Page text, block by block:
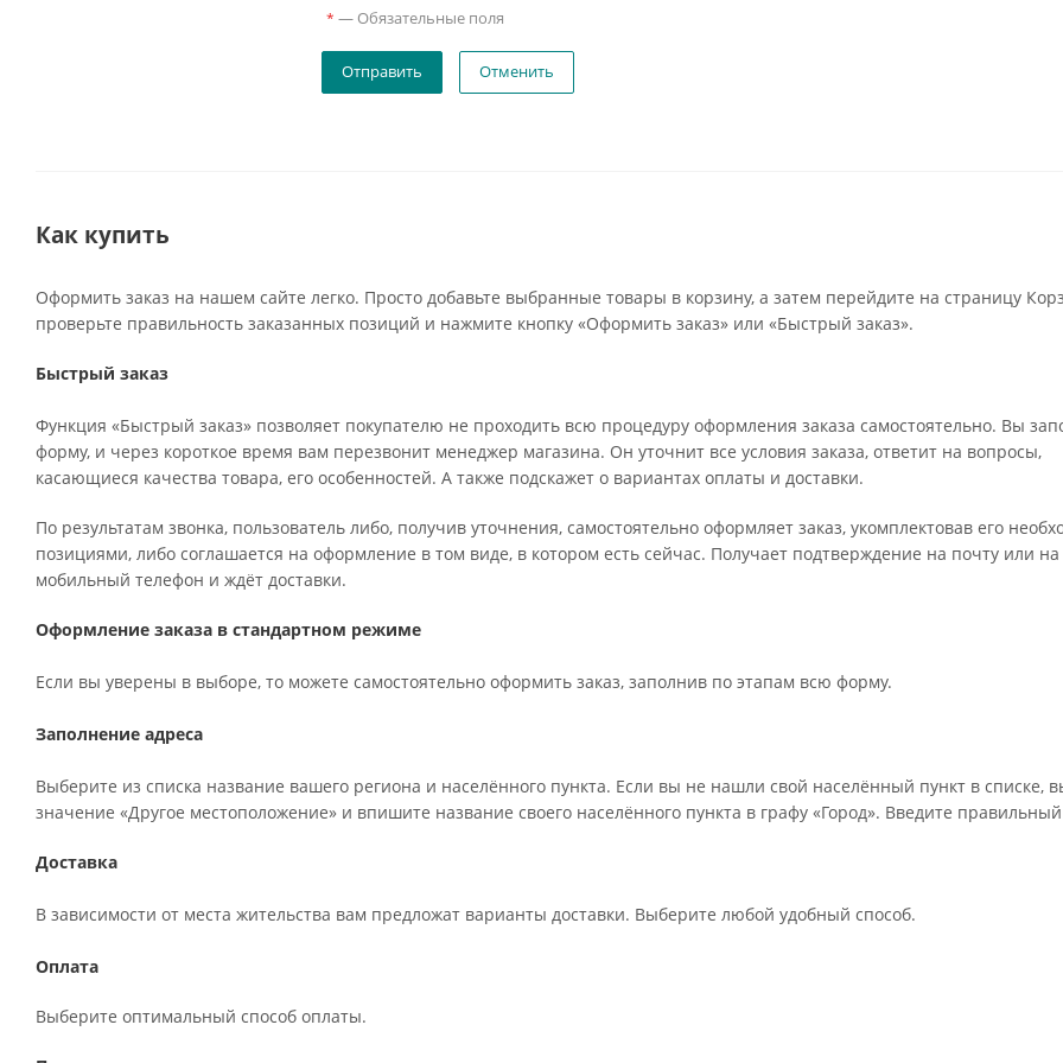
* — Обязательные поля
Отменить
Как купить
Оформить заказ на нашем сайте легко. Просто добавьте выбранные товары в корзину, а затем перейдите на страницу
проверьте правильность заказанных позиций и нажмите кнопку «Оформить заказ» или «Быстрый заказ».
Быстрый заказ
Функция «Быстрый заказ» позволяет покупателю не проходить всю процедуру оформления заказа самостоятельно. Вы
форму, и через короткое время вам перезвонит менеджер магазина. Он уточнит все условия заказа, ответит на вопросы,
касающиеся качества товара, его особенностей. А также подскажет о вариантах оплаты и доставки.
По результатам звонка, пользователь либо, получив уточнения, самостоятельно оформляет заказ, укомплектовав его
позициями, либо соглашается на оформление в том виде, в котором есть сейчас. Получает подтверждение на почту или на
мобильный телефон и ждёт доставки.
Оформление заказа в стандартном режиме
Если вы уверены в выборе, то можете самостоятельно оформить заказ, заполнив по этапам всю форму.
Заполнение адреса
Выберите из списка название вашего региона и населённого пункта. Если вы не нашли свой населённый пункт в списке,
значение «Другое местоположение» и впишите название своего населённого пункта в графу «Город». Введите
Доставка
В зависимости от места жительства вам предложат варианты доставки. Выберите любой удобный способ.
Оплата
Выберите оптимальный способ оплаты.